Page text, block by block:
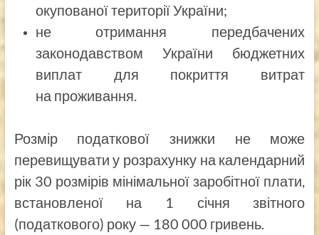
окупованої території України;
не отримання передбачених
законодавством України бюджетних
виплат для покриття витрат
на проживання.
Розмір податкової знижки не може
перевищувати у розрахунку на календарний
рік 30 розмірів мінімальної заробітної плати,
встановленої на 1 січня звітного
(податкового) року — 180 000 гривень.